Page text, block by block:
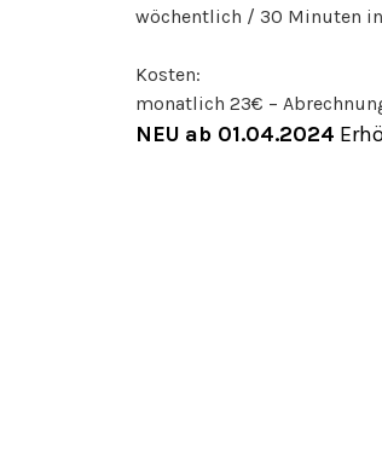
wöchentlich / 30 Minuten
Kosten:
monatlich 23€ –
NEU ab 01.04.2024